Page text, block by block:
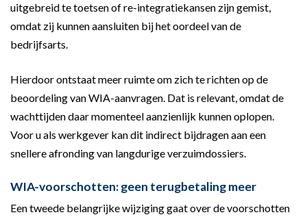
uitgebreid te toetsen of re-integratiekansen zijn gemist,
omdat zij kunnen aansluiten bij het oordeel van de
bedrijfsarts.
Hierdoor ontstaat meer ruimte om zich te richten op de
beoordeling van WIA-aanvragen. Dat is relevant, omdat de
wachttijden daar momenteel aanzienlijk kunnen oplopen.
Voor u als werkgever kan dit indirect bijdragen aan een
snellere afronding van langdurige verzuimdossiers.
WIA-voorschotten: geen terugbetaling meer
Een tweede belangrijke wijziging gaat over de voorschotten